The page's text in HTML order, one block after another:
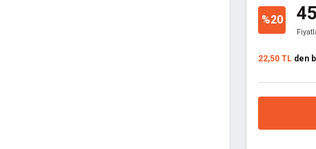
%20
22,50 TL den